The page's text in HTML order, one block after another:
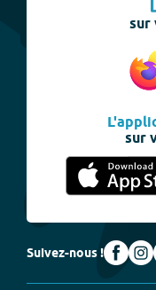
sur
sur
Suivez-nous !